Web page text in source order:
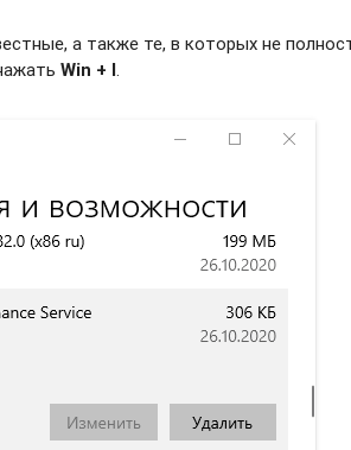
а также те, в которых не
Win + I